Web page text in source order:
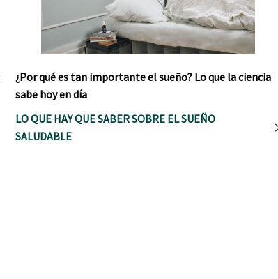
¿Por qué es tan importante el sueño? Lo que la ciencia
sabe hoy en día
LO QUE HAY QUE SABER SOBRE EL SUEÑO
SALUDABLE